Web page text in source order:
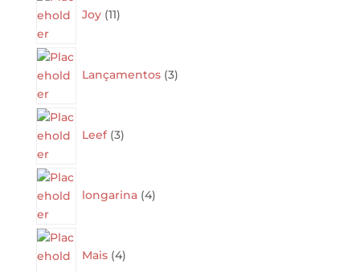
Joy 11products
Lançamentos 3products
Leef 3products
longarina 4products
Mais 4products